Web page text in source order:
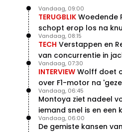
TERUGBLIK Woedende
schopt erop los na
terugblik
Vandaag, 09:00
TECH Verstappen en
van concurrentie in
Vandaag, 08:15
INTERVIEW Wolff doet
over F1-motor na
Vandaag, 07:30
Montoya ziet nadeel
iemand snel is en een
Vandaag, 06:45
De gemiste kansen
Vandaag, 06:00